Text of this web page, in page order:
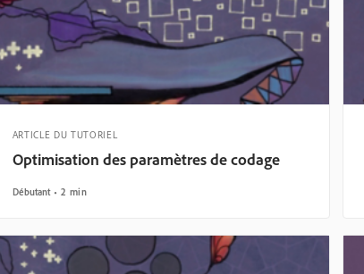
ARTICLE DU TUTORIEL
Optimisation des paramètres de codage
Débutant 2 min